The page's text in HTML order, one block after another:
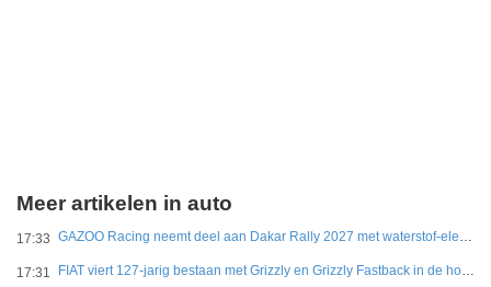
Meer artikelen in auto
17:33 GAZOO Racing neemt deel aan Dakar Rally 2027 met waterstof-elektrisch prototype van DKR GR Hilux
17:31 FIAT viert 127-jarig bestaan met Grizzly en Grizzly Fastback in de hoofdrol